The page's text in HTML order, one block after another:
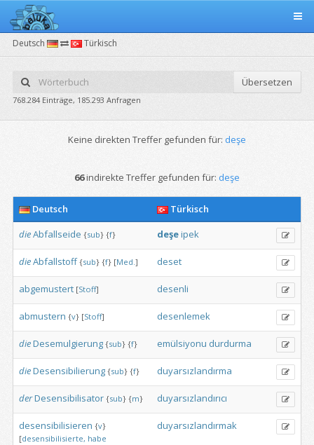
Deutsch Türkisch
Übersetzen
768.284 Einträge, 185.293 Anfragen
Keine direkten Treffer gefunden für: deşe
66indirekte Treffer gefunden für: deşe
Deutsch
Türkisch
dieAbfallseide {sub} {f} deşeipek
dieAbfallstoff {sub} {f} [Med.] deset
abgemustert [Stoff] desenli
abmustern {v} [Stoff] desenlemek
dieDesemulgierung {sub} {f} emülsiyonu durdurma
dieDesensibilierung {sub} {f} duyarsızlandırma
derDesensibilisator {sub} {m} duyarsızlandırıcı
desensibilisieren {v}
[desensibilisierte, habe
duyarsızlandırmak